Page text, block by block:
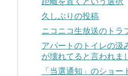
久しぶりの投稿
ニコニコ生放送のトラ
アパートのトイレの汲
が壊れてると言われま
「当選通知」のショー